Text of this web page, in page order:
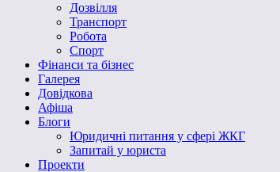
Дозвілля
Транспорт
Робота
Спорт
Фінанси та бізнес
Галерея
Довідкова
Афіша
Блоги
Юридичні питання у сфері ЖКГ
Запитай у юриста
Проекти